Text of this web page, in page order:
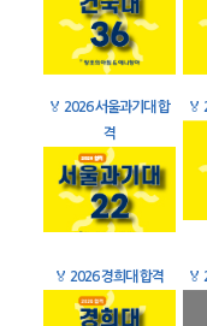
🏅 2026 서울과기대 합
격
🏅
🏅 2026 경희대 합격 🏅